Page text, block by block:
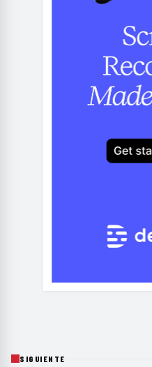
SIGUIENTE